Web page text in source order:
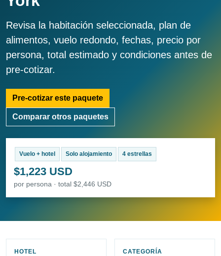
Revisa la habitación seleccionada, plan de
alimentos, vuelo redondo, fechas, precio por
persona, total estimado y condiciones antes de
pre-cotizar.
Pre-cotizar este paquete
Comparar otros paquetes
Vuelo + hotel Solo alojamiento 4 estrellas
$1,223 USD
por persona · total $2,446 USD
HOTEL CATEGORÍA